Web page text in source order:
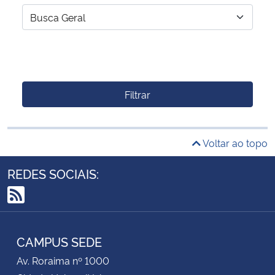
Filtrar
Voltar ao topo
REDES SOCIAIS:
RSS
CAMPUS SEDE
Av. Roraima nº 1000